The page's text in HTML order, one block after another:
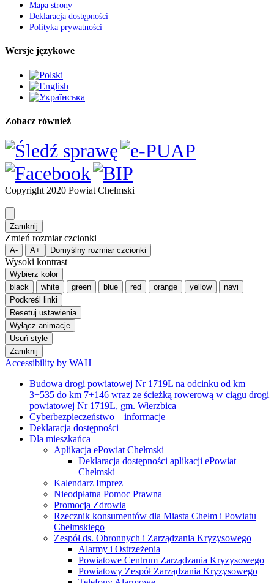
Mapa strony
Deklaracja dostępności
Polityka prywatności
Wersje językowe
Zobacz również
Copyright 2020 Powiat Chełmski
Zamknij
Zmień rozmiar czcionki
A- A+ Domyślny rozmiar czcionki
Wysoki kontrast
Wybierz kolor
black
white green blue red orange yellow
navi
Podkreśl linki
Resetuj ustawienia
Wyłącz animacje
Usuń style
Zamknij
Accessibility by WAH
Budowa drogi powiatowej Nr 1719L na odcinku od km
3+535 do km 7+146 wraz ze ścieżką rowerową w ciągu drogi
powiatowej Nr 1719L, gm. Wierzbica
Cyberbezpieczeństwo – informacje
Deklaracja dostępności
Dla mieszkańca
Aplikacja ePowiat Chełmski
Deklaracja dostępności aplikacji ePowiat
Chełmski
Kalendarz Imprez
Nieodpłatna Pomoc Prawna
Promocja Zdrowia
Rzecznik konsumentów dla Miasta Chełm i Powiatu
Chełmskiego
Zespół ds. Obronnych i Zarządzania Kryzysowego
Alarmy i Ostrzeżenia
Powiatowe Centrum Zarządzania Kryzysowego
Powiatowy Zespół Zarządzania Kryzysowego